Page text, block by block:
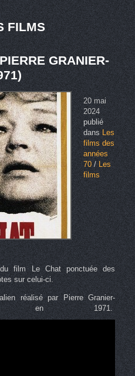
FILMS
GRANIER-
20 mai
2024
publié
dansLes
films des
années
70/ Les
films
du film Le Chat ponctuée des
sur celui-ci.
réalisé par Pierre Granier-
en 1971.